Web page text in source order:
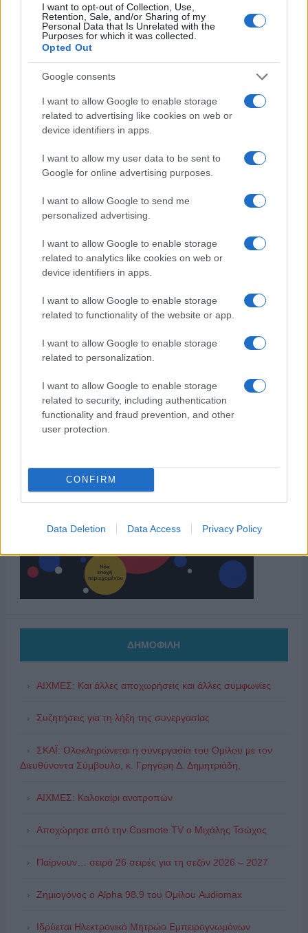
I want to opt-out of Collection, Use,
Retention, Sale, and/or Sharing of my
Personal Data that Is Unrelated with the
Purposes for which it was collected.
Opted Out
Google consents
I want to allow Google to enable storage
related to advertising like cookies on web or
device identifiers in apps.
I want to allow my user data to be sent to
Google for online advertising purposes.
I want to allow Google to send me
personalized advertising.
I want to allow Google to enable storage
related to analytics like cookies on web or
device identifiers in apps.
I want to allow Google to enable storage
related to functionality of the website or app.
I want to allow Google to enable storage
related to personalization.
I want to allow Google to enable storage
related to security, including authentication
functionality and fraud prevention, and other
user protection.
CONFIRM
Data Deletion Data Access Privacy Policy
ΤΟ ΠΑΡΟΝ ΤΗΣ ΚΥΡΙΑΚΗΣ
ΔΗΜΟΦΙΛΗ
ΑΙΧΜΕΣ: Και άλλες αποχωρήσεις και άλλες συμφωνίες
Συζητήσεις για τη λήξη της συνεργασίας
ΣΚΑΪ: Ολοκληρώνεται η συνεργασία του Ομίλου με τον
Διευθύνοντα Σύμβουλο, κ. Γρηγόρη Δ. Δημητριάδη,
ΑΙΧΜΕΣ: Καλοκαίρι ανατροπών
Αποχώρησε από την Cosmote TV o Μιχάλης Τσώχος
Παίρνουν… σειρά 26 σειρές για τη σεζόν 2026 – 2027
Ζημιογόνος ο Alpha 98,9 του Ομίλου Audiomax
Ιδρύεται Ηλεκτρονικό Μητρώο Εμπειρογνωμόνων